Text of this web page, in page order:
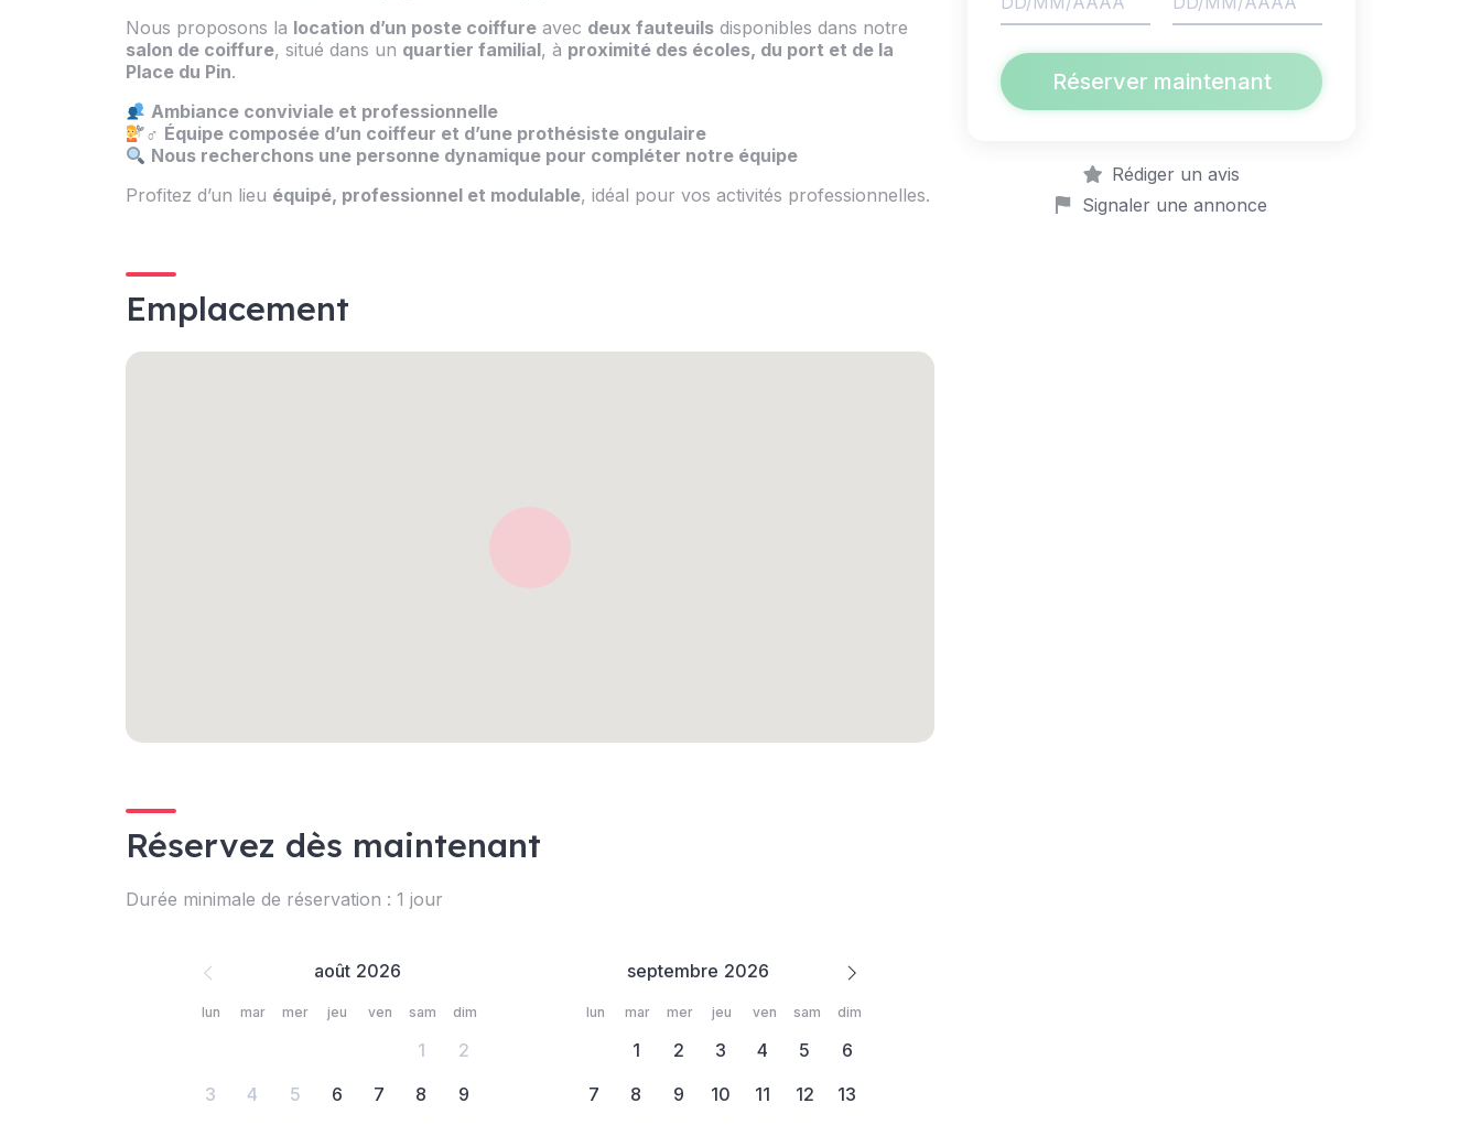
Nous proposons la location d’un poste coiffure avec deux fauteuils disponibles dans notre
salon de coiffure, situé dans un quartier familial, à proximité des écoles, du port et de la
Place du Pin.
Ambiance conviviale et professionnelle
‍♂ Équipe composée d’un coiffeur et d’une prothésiste ongulaire
Nous recherchons une personne dynamique pour compléter notre équipe
Profitez d’un lieu équipé, professionnel et modulable, idéal pour vos activités professionnelles.
Emplacement
Réservez dès maintenant
Durée minimale de réservation : 1 jour
août septembre
lun mar mer jeu ven sam dim lun mar mer jeu ven sam dim
1
2
3
4 5 6 7 8
9
1 2 3 4 5
6
7
8 9 10 11 12
13
Réserver maintenant
Rédiger un avis
Signaler une annonce